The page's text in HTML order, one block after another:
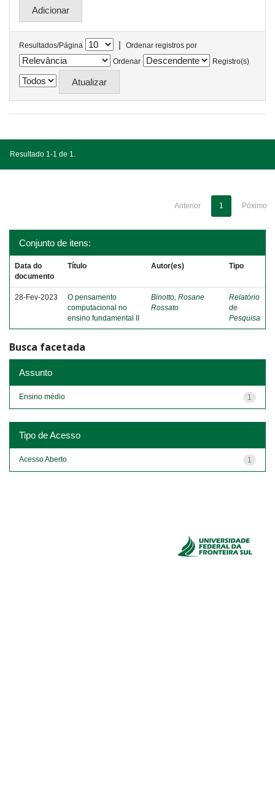
Resultados/Página |
Ordenar registros por
Ordenar
Registro(s)
Resultado 1-1 de 1.
Anterior 1 Póximo
Conjunto de itens:
Data do
documento
Título Autor(es) Tipo
28-Fev-2023
O pensamento
computacional no
ensino fundamental II
Binotto, Rosane
Rossato
Relatório
de
Pesquisa
Busca facetada
Assunto
1
Ensino médio
Tipo de Acesso
1
Acesso Aberto